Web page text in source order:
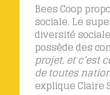
Bees Coop
sociale. Le
diversité
possède des
projet, et c’est
de toutes
explique Claire